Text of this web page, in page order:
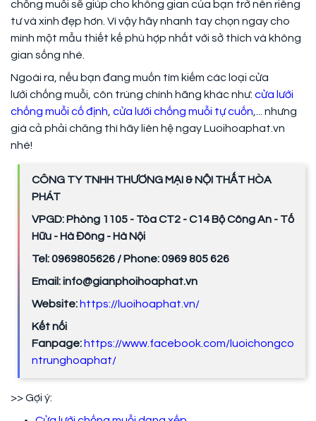
chống muỗi sẽ giúp cho không gian của bạn trở nên riêng
tư và xinh đẹp hơn. Vì vậy hãy nhanh tay chọn ngay cho
mình một mẫu thiết kế phù hợp nhất với sở thích và không
gian sống nhé.
Ngoài ra, nếu bạn đang muốn tìm kiếm các loại cửa
lưới chống muỗi, côn trùng chính hãng khác như: cửa lưới
chống muỗi cố định cửa lưới chống muỗi tự cuốn ,... nhưng
giá cả phải chăng thì hãy liên hệ ngay Luoihoaphat.vn
nhé!
CÔNG TY TNHH THƯƠNG MẠI & NỘI THẤT HÒA
PHÁT
VPGD: Phòng 1105 - Tòa CT2 - C14 Bộ Công An - Tố
Hữu - Hà Đông - Hà Nội
Tel: 0969805626 / Phone: 0969 805 626
Email: info@gianphoihoaphat.vn
Website: https://luoihoaphat.vn/
Kết nối
Fanpage: https://www.facebook.com/luoichongco
ntrunghoaphat/
>> Gợi ý: